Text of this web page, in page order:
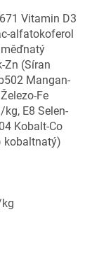
Vitamin D3
alfatokoferol
Zn (Síran
Mangan-
Fe
E8 Selen-
Kobalt-Co
kobaltnatý)